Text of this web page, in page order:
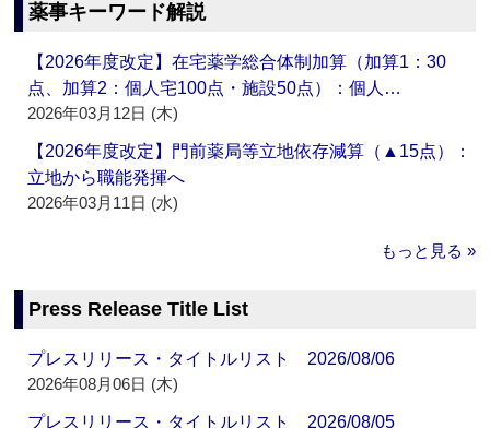
薬事キーワード解説
【2026年度改定】在宅薬学総合体制加算（加算1：30
点、加算2：個人宅100点・施設50点）：個人…
2026年03月12日 (木)
【2026年度改定】門前薬局等立地依存減算（▲15点）：
立地から職能発揮へ
2026年03月11日 (水)
もっと見る »
Press Release Title List
プレスリリース・タイトルリスト 2026/08/06
2026年08月06日 (木)
プレスリリース・タイトルリスト 2026/08/05